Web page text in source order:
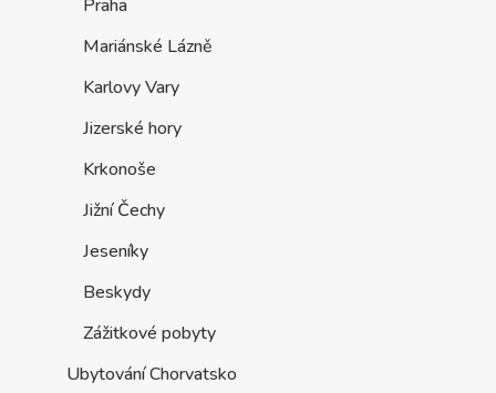
Praha
Mariánské Lázně
Karlovy Vary
Jizerské hory
Krkonoše
Jižní Čechy
Jeseníky
Beskydy
Zážitkové pobyty
Ubytování Chorvatsko